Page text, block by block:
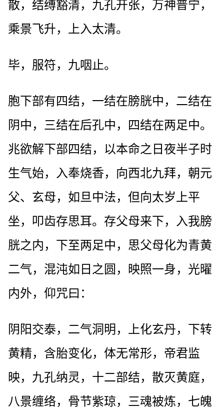
散，结缚豁清，九孔开张，万神普宁，
乘景飞升，上入太清。
毕，服符，九咽止。
胞下部有四结，一结在膀胱中，二结在
阴中，三结在后孔中，四结在两足中。
兆欲解下部四结，以本命之日夜半子时
生气始，入奉烧香，向西北九拜，朝元
父、玄母，如旦中法，但向太岁上平
坐，叩齿存思耳。存父母来下，入我膀
胱之内，下至两足中，思父母化为青黄
二气，混沌如日之圆，映照一身，光曜
内外，仰咒曰：
阴阳交泰，二气洞明，上化玄丹，下转
黄精，含胎变化，体无常形，帝君监
映，九孔纳灵，十二部结，散灭黄庭，
八景缠络，骨节紫琼，三魂被炼，七魄